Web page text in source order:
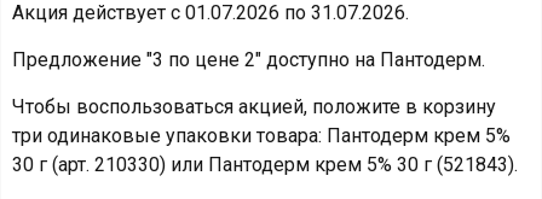
Акция действует с 01.07.2026 по 31.07.2026.
Предложение "3 по цене 2" доступно на Пантодерм.
Чтобы воспользоваться акцией, положите в корзину
три одинаковые упаковки товара: Пантодерм крем 5%
30 г (арт. 210330) или Пантодерм крем 5% 30 г (521843).